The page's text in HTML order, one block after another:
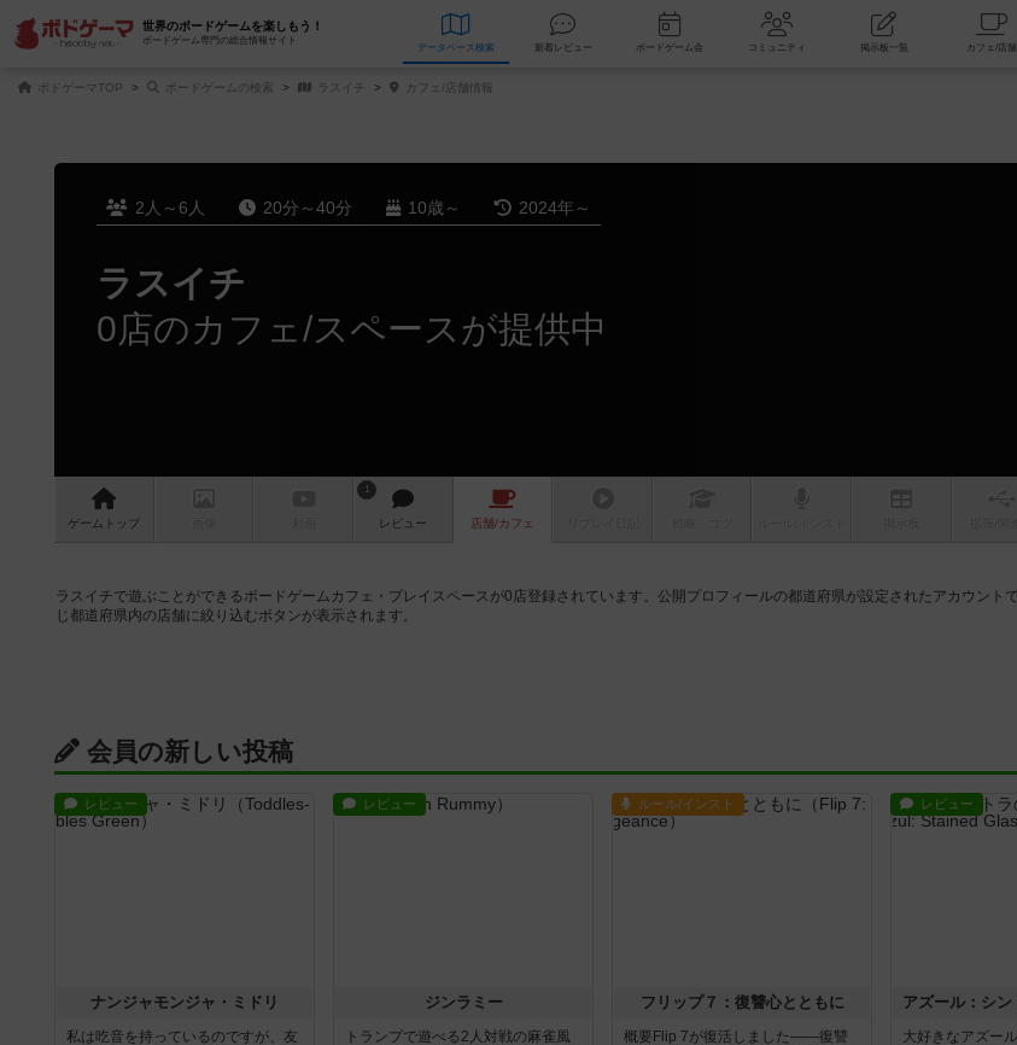
世界のボードゲームを楽しもう！
ボードゲーム専門の総合情報サイト
データベース 検索 新着レビュー ボードゲーム会 コミュニティ 掲示板一覧
ボドゲーマTOP ボードゲームの検索 ラスイチ カフェ/店舗情報
2人～6人 20分～40分 10歳～ 2024年～
ラスイチ
0店のカフェ/スペースが提供中
ゲーム トップ
1
レビュー 店舗/カフェ
ラスイチで遊ぶことができるボードゲームカフェ・プレイスペースが0店登録されています。公開プロフィールの都道府県が設定されたアカウント
じ都道府県内の店舗に絞り込むボタンが表示されます。
会員の新しい投稿
レビュー
ナンジャモンジャ・ミドリ
私は吃音を持っているのですが、友
レビュー
ジンラミー
トランプで遊べる2人対戦の麻雀風
ルール/インスト
フリップ７：復讐心とともに
概要Flip 7が復活しました――復讐
レビュー
大好きなアズー